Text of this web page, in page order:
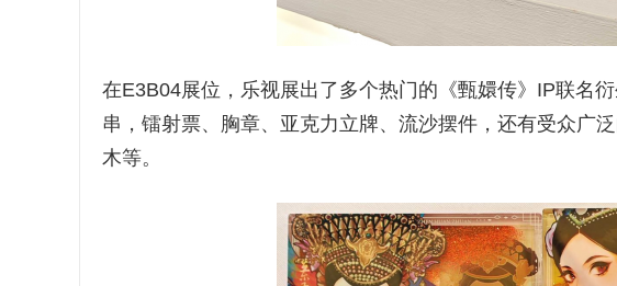
在E3B04展位，乐视展出了多个热门的《甄嬛传》IP联名
串，镭射票、胸章、亚克力立牌、流沙摆件，还有受众广
木等。